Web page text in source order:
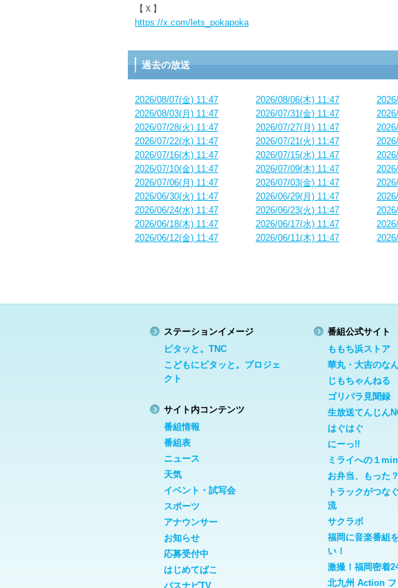
【Ｘ】
https://x.com/lets_pokapoka
過去の放送
2026/08/07(金) 11:47 2026/08/06(木) 11:47
2026/08/03(月) 11:47
2026/07/31(金) 11:47
2026/07/28(火) 11:47
2026/07/27(月) 11:47
2026/07/22(水) 11:47
2026/07/21(火) 11:47
2026/07/16(木) 11:47
2026/07/15(水) 11:47
2026/07/10(金) 11:47
2026/07/09(木) 11:47
2026/07/06(月) 11:47
2026/07/03(金) 11:47
2026/06/30(火) 11:47
2026/06/29(月) 11:47
2026/06/24(水) 11:47
2026/06/23(火) 11:47
2026/06/18(木) 11:47
2026/06/17(水) 11:47
2026/06/12(金) 11:47
2026/06/11(木) 11:47
ステーションイメージ
ピタッと。TNC
こどもにピタッと。プロジェ
クト
サイト内コンテンツ
番組情報
番組表
ニュース
天気
イベント・試写会
スポーツ
アナウンサー
お知らせ
応募受付中
はじめてばこ
バスナビTV
番組公式サイト
ももち浜ストア
華丸・大吉のな
じもちゃんねる
ゴリパラ見聞録
生放送てんじん
はぐはぐ
にーっ!!
ミライへの１
お弁当、もった？
トラックがつな
流
サクラボ
福岡に音楽番組
い！
激撮！福岡密着
北九州 Action フ